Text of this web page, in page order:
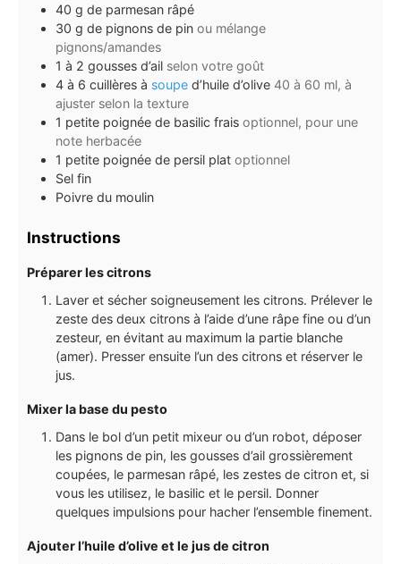
40 g de parmesan râpé
30 g de pignons de pin ou mélange
pignons/amandes
1 à 2 gousses d’ail selon votre goût
4 à 6 cuillères à soupe d’huile d’olive 40 à 60 ml, à
ajuster selon la texture
1 petite poignée de basilic frais optionnel, pour une
note herbacée
1 petite poignée de persil plat optionnel
Sel fin
Poivre du moulin
Instructions
Préparer les citrons
Laver et sécher soigneusement les citrons. Prélever le
zeste des deux citrons à l’aide d’une râpe fine ou d’un
zesteur, en évitant au maximum la partie blanche
(amer). Presser ensuite l’un des citrons et réserver le
jus.
Mixer la base du pesto
Dans le bol d’un petit mixeur ou d’un robot, déposer
les pignons de pin, les gousses d’ail grossièrement
coupées, le parmesan râpé, les zestes de citron et, si
vous les utilisez, le basilic et le persil. Donner
quelques impulsions pour hacher l’ensemble finement.
Ajouter l’huile d’olive et le jus de citron